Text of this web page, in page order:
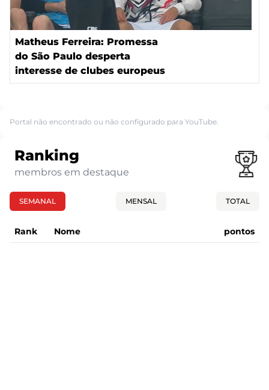
Matheus Ferreira: Promessa
do São Paulo desperta
interesse de clubes europeus
Portal não encontrado ou não configurado para YouTube.
Ranking
membros em destaque
SEMANAL MENSAL TOTAL
Rank Nome pontos